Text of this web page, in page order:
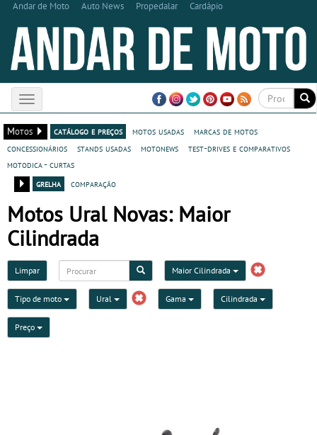
Andar de Moto Auto News Propedalar Cardápio
Toggle
navigation
Motos
catálogo e preços motos usadas
marcas de motos
concessionários
stands usadas motonews
test-drives e comparativos
motodica - curtas
grelha
comparação
Motos Ural Novas: Maior
Cilindrada
Limpar Maior Cilindrada
Tipo de moto Ural Gama Cilindrada
Preço